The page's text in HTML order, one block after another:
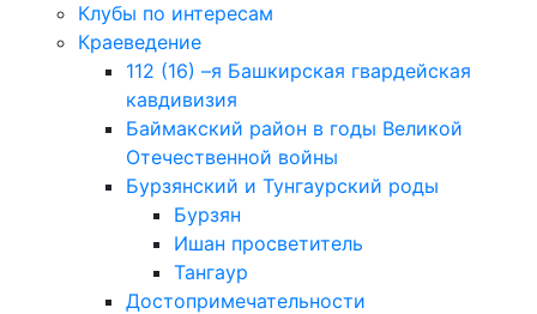
Клубы по интересам
Краеведение
112 (16) –я Башкирская гвардейская
кавдивизия
Баймакский район в годы Великой
Отечественной войны
Бурзянский и Тунгаурский роды
Бурзян
Ишан просветитель
Тангаур
Достопримечательности